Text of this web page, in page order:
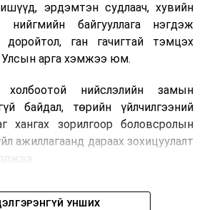
эрдэмтэн судлаач, хувийн
нийгмийн байгууллага нэгдэж
ган гачигтай тэмцэх
арга хэмжээ юм.
холбоотой нийслэлийн замын
байдал, төрийн үйлчилгээний
хангах зорилгоор боловсролын
ажиллагаанд дараах зохицуулалт
.
УНШИХ